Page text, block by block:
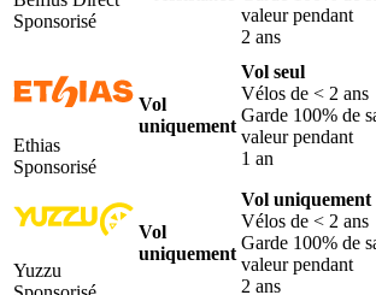
Sponsorisé
valeur pendant
2 ans
Ethias
Sponsorisé
Vol
uniquement
Vol seul
Vélos de < 2 ans
Garde 100% de
valeur pendant
1 an
Yuzzu
Vol
uniquement
Vol uniquement
Vélos de < 2 ans
Garde 100% de
valeur pendant
2 ans